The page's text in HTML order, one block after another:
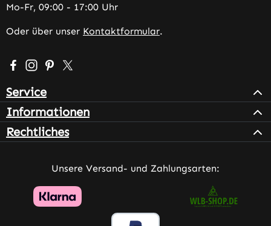
Mo-Fr, 09:00 - 17:00 Uhr
Oder über unser Kontaktformular.
Besuche uns auf Facebook – öffnet in neuem Tab
Schau auf Instagram vorbei – öffnet in neuem Tab
Lass dich auf Pinterest inspirieren – öffnet in
Folge uns auf X – öffnet in neuem Tab
Service
Informationen
Rechtliches
Unsere Versand- und Zahlungsarten: